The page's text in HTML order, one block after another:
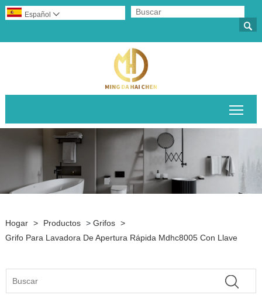

Español 
Hogar > Productos > Grifos >
Grifo Para Lavadora De Apertura Rápida Mdhc8005 Con Llave